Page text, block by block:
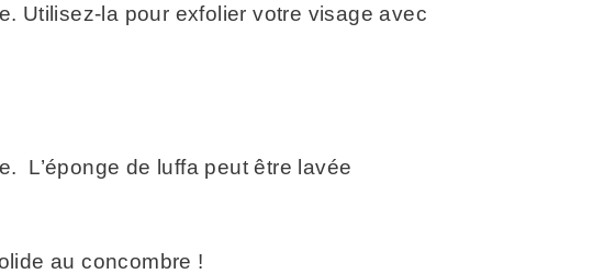
Utilisez-la pour exfolier votre visage avec
L’éponge de luffa peut être lavée
au concombre !